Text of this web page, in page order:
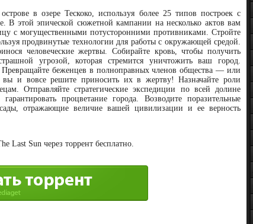
в озере Тескоко, используя более 25 типов построек с
этой эпической сюжетной кампании на несколько актов вам
с могущественными потусторонними противниками. Стройте
продвинутые технологии для работы с окружающей средой.
человеческие жертвы. Собирайте кровь, чтобы получить
угрозой, которая стремится уничтожить ваш город.
беженцев в полноправных членов общества — или
и вовсе решите приносить их в жертву! Назначайте роли
Отправляйте стратегические экспедиции по всей долине
процветание города. Возводите поразительные
отражающие величие вашей цивилизации и ее верность
Last Sun через торрент бесплатно.